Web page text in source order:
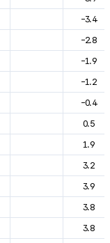
-3.4
-2.8
-1.9
-1.2
-0.4
0.5
1.9
3.2
3.9
3.8
3.8